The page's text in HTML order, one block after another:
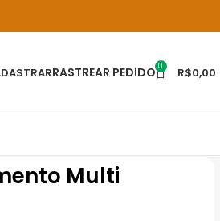
RASTREAR PEDIDO 0 R$0,00
Multi